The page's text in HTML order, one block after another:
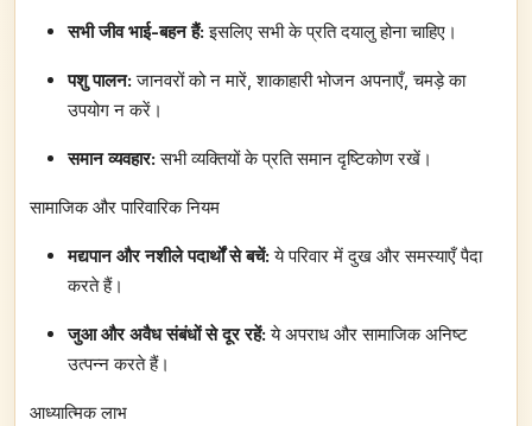
सभी जीव भाई-बहन हैं:इसलिए सभी के प्रति दयालु होना चाहिए।
पशु पालन:जानवरों को न मारें, शाकाहारी भोजन अपनाएँ, चमड़े का
उपयोग न करें।
समान व्यवहार:सभी व्यक्तियों के प्रति समान दृष्टिकोण रखें।
सामाजिक और पारिवारिक नियम
मद्यपान और नशीले पदार्थों से बचें:ये परिवार में दुख और समस्याएँ पैदा
करते हैं।
जुआ और अवैध संबंधों से दूर रहें:ये अपराध और सामाजिक अनिष्ट
उत्पन्न करते हैं।
आध्यात्मिक लाभ